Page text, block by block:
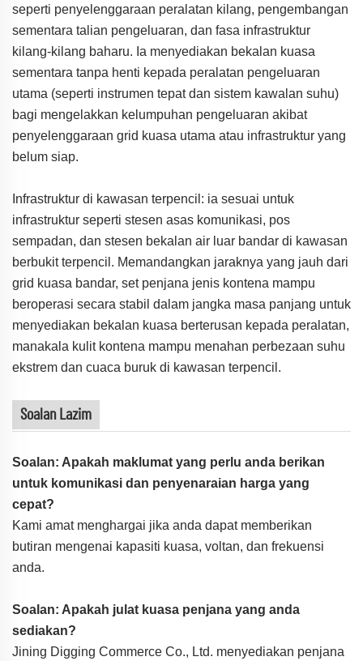
seperti penyelenggaraan peralatan kilang, pengembangan
sementara talian pengeluaran, dan fasa infrastruktur
kilang-kilang baharu. Ia menyediakan bekalan kuasa
sementara tanpa henti kepada peralatan pengeluaran
utama (seperti instrumen tepat dan sistem kawalan suhu)
bagi mengelakkan kelumpuhan pengeluaran akibat
penyelenggaraan grid kuasa utama atau infrastruktur yang
belum siap.
Infrastruktur di kawasan terpencil: ia sesuai untuk
infrastruktur seperti stesen asas komunikasi, pos
sempadan, dan stesen bekalan air luar bandar di kawasan
berbukit terpencil. Memandangkan jaraknya yang jauh dari
grid kuasa bandar, set penjana jenis kontena mampu
beroperasi secara stabil dalam jangka masa panjang untuk
menyediakan bekalan kuasa berterusan kepada peralatan,
manakala kulit kontena mampu menahan perbezaan suhu
ekstrem dan cuaca buruk di kawasan terpencil.
Soalan Lazim
Soalan: Apakah maklumat yang perlu anda berikan
untuk komunikasi dan penyenaraian harga yang
cepat?
Kami amat menghargai jika anda dapat memberikan
butiran mengenai kapasiti kuasa, voltan, dan frekuensi
anda.
Soalan: Apakah julat kuasa penjana yang anda
sediakan?
Jining Digging Commerce Co., Ltd. menyediakan penjana